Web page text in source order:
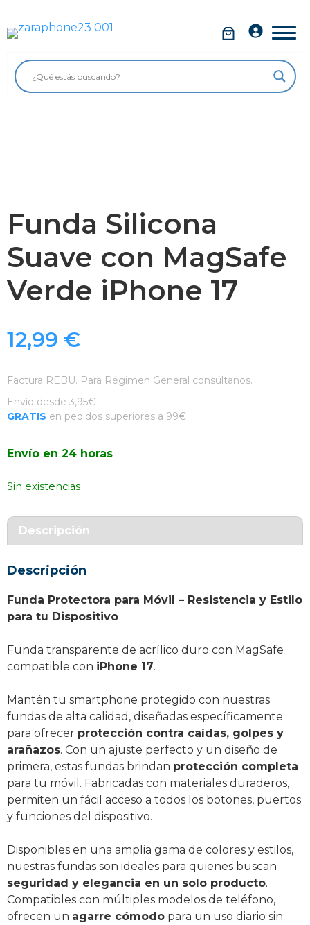
contenido
Funda Silicona
Suave con MagSafe
Verde iPhone 17
12,99 €
Factura REBU. Para Régimen General consúltanos.
Envío desde 3,95€
GRATIS en pedidos superiores a 99€
Envío en 24 horas
Sin existencias
Descripción
Descripción
Funda Protectora para Móvil – Resistencia y Estilo
para tu Dispositivo
Funda transparente de acrílico duro con MagSafe
compatible con iPhone 17.
Mantén tu smartphone protegido con nuestras
fundas de alta calidad, diseñadas específicamente
para ofrecer protección contra caídas, golpes y
arañazos. Con un ajuste perfecto y un diseño de
primera, estas fundas brindan protección completa
para tu móvil. Fabricadas con materiales duraderos,
permiten un fácil acceso a todos los botones, puertos
y funciones del dispositivo.
Disponibles en una amplia gama de colores y estilos,
nuestras fundas son ideales para quienes buscan
seguridad y elegancia en un solo producto.
Compatibles con múltiples modelos de teléfono,
ofrecen un agarre cómodo para un uso diario sin
Móviles
Impolutos
Accesorios
Garantía Zaraphone